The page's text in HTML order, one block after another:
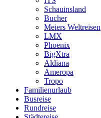
Schauinsland
Bucher
Meiers Weltreisen
LMX
Phoenix
BigXtra
Aldiana
Ameropa
Tropo
Familienurlaub
Busreise
Rundreise